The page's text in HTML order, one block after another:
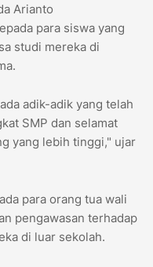
Arianto
para siswa yang
studi mereka di
adik-adik yang telah
SMP dan selamat
yang lebih tinggi," ujar
para orang tua wali
pengawasan terhadap
di luar sekolah.